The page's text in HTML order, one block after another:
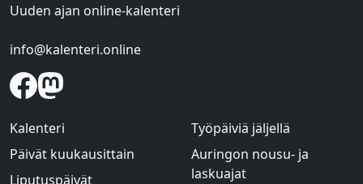
Uuden ajan online-kalenteri
info@kalenteri.online
Kalenteri
Päivät kuukausittain
Liputuspäivät
Työpäiviä jäljellä
Auringon nousu- ja
laskuajat